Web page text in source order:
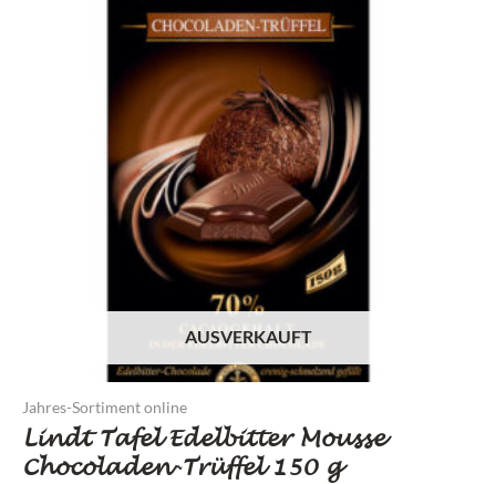
AUSVERKAUFT
Jahres-Sortiment online
Lindt Tafel Edelbitter Mousse
Chocoladen-Trüffel 150 g